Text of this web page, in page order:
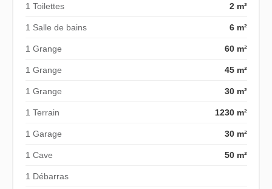
1 Toilettes 2 m²
1 Salle de bains 6 m²
1 Grange 60 m²
1 Grange 45 m²
1 Grange 30 m²
1 Terrain 1230 m²
1 Garage 30 m²
1 Cave 50 m²
1 Débarras